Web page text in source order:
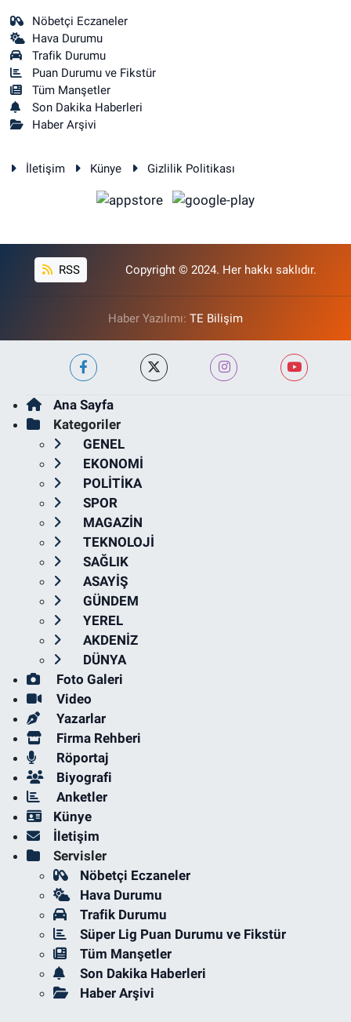
Nöbetçi Eczaneler
Hava Durumu
Trafik Durumu
Puan Durumu ve Fikstür
Tüm Manşetler
Son Dakika Haberleri
Haber Arşivi
İletişim Künye Gizlilik Politikası
RSS Copyright © 2024. Her hakkı saklıdır.
Haber Yazılımı: TE Bilişim
Ana Sayfa
Kategoriler
GENEL
EKONOMİ
POLİTİKA
SPOR
MAGAZİN
TEKNOLOJİ
SAĞLIK
ASAYİŞ
GÜNDEM
YEREL
AKDENİZ
DÜNYA
Foto Galeri
Video
Yazarlar
Firma Rehberi
Röportaj
Biyografi
Anketler
Künye
İletişim
Servisler
Nöbetçi Eczaneler
Hava Durumu
Trafik Durumu
Süper Lig Puan Durumu ve Fikstür
Tüm Manşetler
Son Dakika Haberleri
Haber Arşivi